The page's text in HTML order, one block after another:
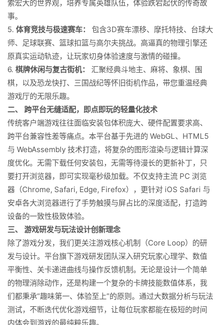
索宏大的世界观，培养专属英雄队伍，体验跌宕起伏的传奇故
事。
5. 体育竞技与极速赛车：
包含3D赛车漂移、摩托特技、台球大
师、足球联赛、篮球扣篮与高尔夫挑战。高逼真的物理引擎还
原真实运动轨迹，让玩家切身体验速度与激情的碰撞。
6. 棋牌休闲与复古街机：
汇聚经典斗地主、麻将、象棋、围
棋，以及恐龙快打、三国战纪等怀旧街机作品，带您重温经典
游戏厅的无限乐趣。
二、 跨平台无缝适配，即点即玩的轻量化技术
传统客户端游戏往往面临安装包体积庞大、硬件配置要求高、
跨平台兼容性差等痛点。本平台基于先进的 WebGL、HTML5
与 WebAssembly 技术打造，将复杂的图形渲染与逻辑计算深
度优化。无需下载任何安装包，无需等待漫长的更新补丁，只
要打开浏览器，即可实现毫秒级加载。不仅支持主流 PC 浏览
器（Chrome, Safari, Edge, Firefox），更针对 iOS Safari 与
安卓各大浏览器进行了手势触摸与屏占比的深度适配，打造跨
设备的一致性极致体验。
三、 游戏研发与玩法设计创新理念
除了游戏分发，我们更关注游戏核心机制（Core Loop）的研
发与设计。平台旗下游戏研发团队深入研究玩家心理学、数值
平衡性、关卡递进曲线与操作反馈机制。无论是设计一个简单
的物理消除动作，还是构建一个复杂的卡牌技能数值体系，我
们都秉承“趣味第一、体验至上”的原则。通过大数据分析与玩法
测试，不断迭代优化游戏细节，让每位玩家都能在极短的时间
内体会到游戏的最纯粹乐趣。